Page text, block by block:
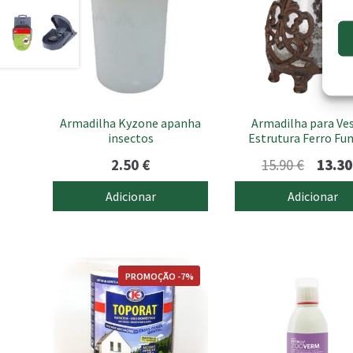
Armadilha Kyzone apanha
insectos
2.50 €
Adicionar
Armadilha para
Estrutura Ferro
15.90€
preço
13.30
Adicionar
PROMOÇÃO -7%